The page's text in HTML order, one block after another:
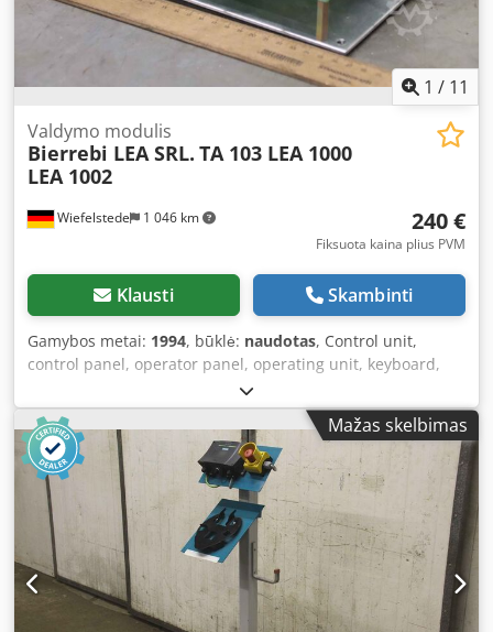
1 / 11
Wiefelstede 1 046 km
Valdymo modulis
Bierrebi LEA SRL. TA 103 LEA 1000
LEA 1002
240 €
Fiksuota kaina plius PVM
Klausti Skambinti
Gamybos metai: 1994, būklė: naudotas, Control unit,
control panel, operator panel, operating unit, keyboard,
screen, controller, hand terminal, operator interface
Csdpfx Aoiidr Rjkworf - Manufacturer: Bierrebi LEA SRL.
Control module from cutting machine Bierrebi TA 103 -
Circuit board: LEA SRL, type LEA 1000 LEA 1002
2.028.01.057.02 - Dimensions: 265/125/H100 mm - Weight:
2.0 kg
Mažas skelbimas